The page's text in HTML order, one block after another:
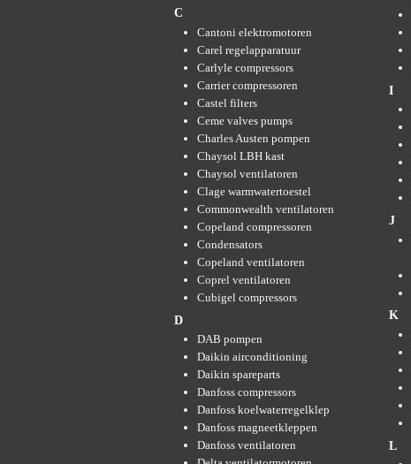
C
Cantoni elektromotoren
Carel regelapparatuur
Carlyle compressors
Carrier compressoren
Castel filters
Ceme valves pumps
Charles Austen pompen
Chaysol LBH kast
Chaysol ventilatoren
Clage warmwatertoestel
Commonwealth ventilatoren
Copeland compressoren
Condensators
Copeland ventilatoren
Coprel ventilatoren
Cubigel compressors
D
DAB pompen
Daikin airconditioning
Daikin spareparts
Danfoss compressors
Danfoss koelwaterregelklep
Danfoss magneetkleppen
Danfoss ventilatoren
I
J
K
L